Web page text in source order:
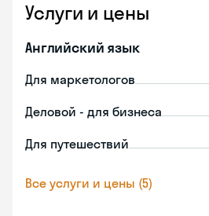
Услуги и цены
Английский язык
Для маркетологов
Деловой - для бизнеса
Для путешествий
Все услуги и цены (5)